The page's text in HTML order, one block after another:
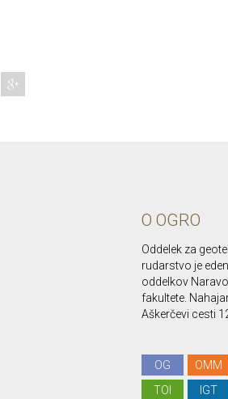
O OGRO
Oddelek za
rudarstvo je
oddelkov
fakultete.
Aškerčevi cesti
OG OMM
TOI
IGT